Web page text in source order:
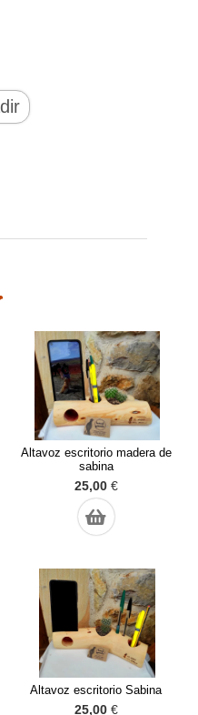
Altavoz escritorio madera de
sabina
25,00€
Altavoz escritorio Sabina
25,00€